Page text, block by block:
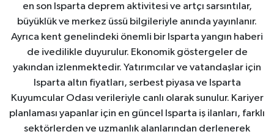
en son Isparta deprem aktivitesi ve artçı sarsıntılar,
büyüklük ve merkez üssü bilgileriyle anında yayınlanır.
Ayrıca kent genelindeki önemli bir Isparta yangın haberi
de ivedilikle duyurulur. Ekonomik göstergeler de
yakından izlenmektedir. Yatırımcılar ve vatandaşlar için
Isparta altın fiyatları, serbest piyasa ve Isparta
Kuyumcular Odası verileriyle canlı olarak sunulur. Kariyer
planlaması yapanlar için en güncel Isparta iş ilanları, farklı
sektörlerden ve uzmanlık alanlarından derlenerek